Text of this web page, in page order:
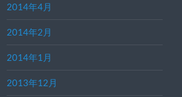
2014年4月
2014年2月
2014年1月
2013年12月